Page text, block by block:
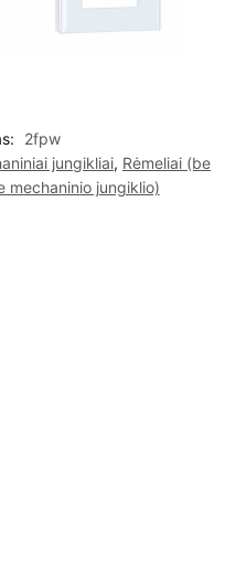
2fpw
jungikliai, Rėmeliai (be
mechaninio jungiklio)